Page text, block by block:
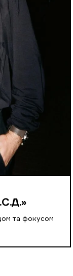
та фокусом